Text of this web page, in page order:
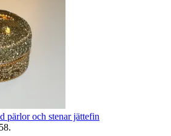
pärlor och stenar jättefin
.